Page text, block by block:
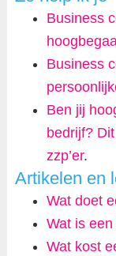
Business
Business
Ben jij
bedrijf?
zzp’er.
Artikelen en
Wat doet
Wat is
Wat kost